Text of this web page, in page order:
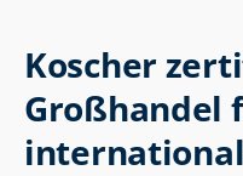
Koscher
Großhandel